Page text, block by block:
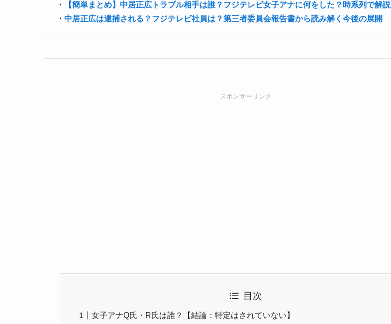
・
【簡単まとめ】中居正広トラブル相手は誰？フジテレビ女子アナに何をした？時系列で解説
・ 中居正広は逮捕される？フジテレビ社員は？第三者委員会報告書から読み解く今後の展開
スポンサーリンク
目次
女子アナQ氏・R氏は誰？【結論：特定はされていない】